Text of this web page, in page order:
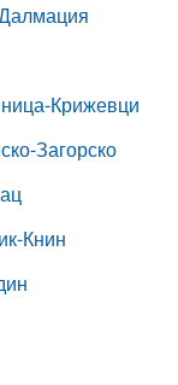
Крижевци
Загорско
Книн